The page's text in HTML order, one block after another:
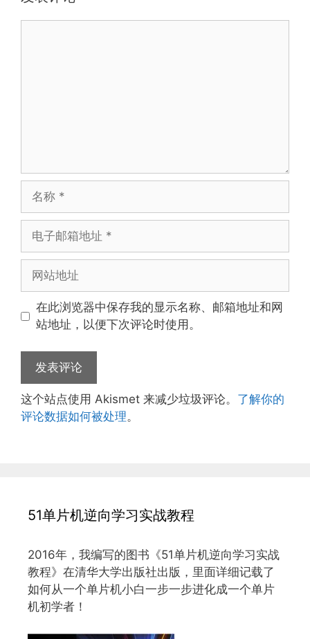
邮
址
址
在此浏览器中保存我的显示名称、邮箱地址和网
站地址，以便下次评论时使用。
这个站点使用 Akismet 来减少垃圾评论。 了解你的
评论数据如何被处理。
51单片机逆向学习实战教程
2016年，我编写的图书《51单片机逆向学习实战
教程》在清华大学出版社出版，里面详细记载了
如何从一个单片机小白一步一步进化成一个单片
机初学者！